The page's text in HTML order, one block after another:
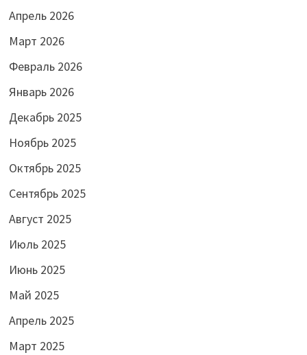
Апрель 2026
Март 2026
Февраль 2026
Январь 2026
Декабрь 2025
Ноябрь 2025
Октябрь 2025
Сентябрь 2025
Август 2025
Июль 2025
Июнь 2025
Май 2025
Апрель 2025
Март 2025